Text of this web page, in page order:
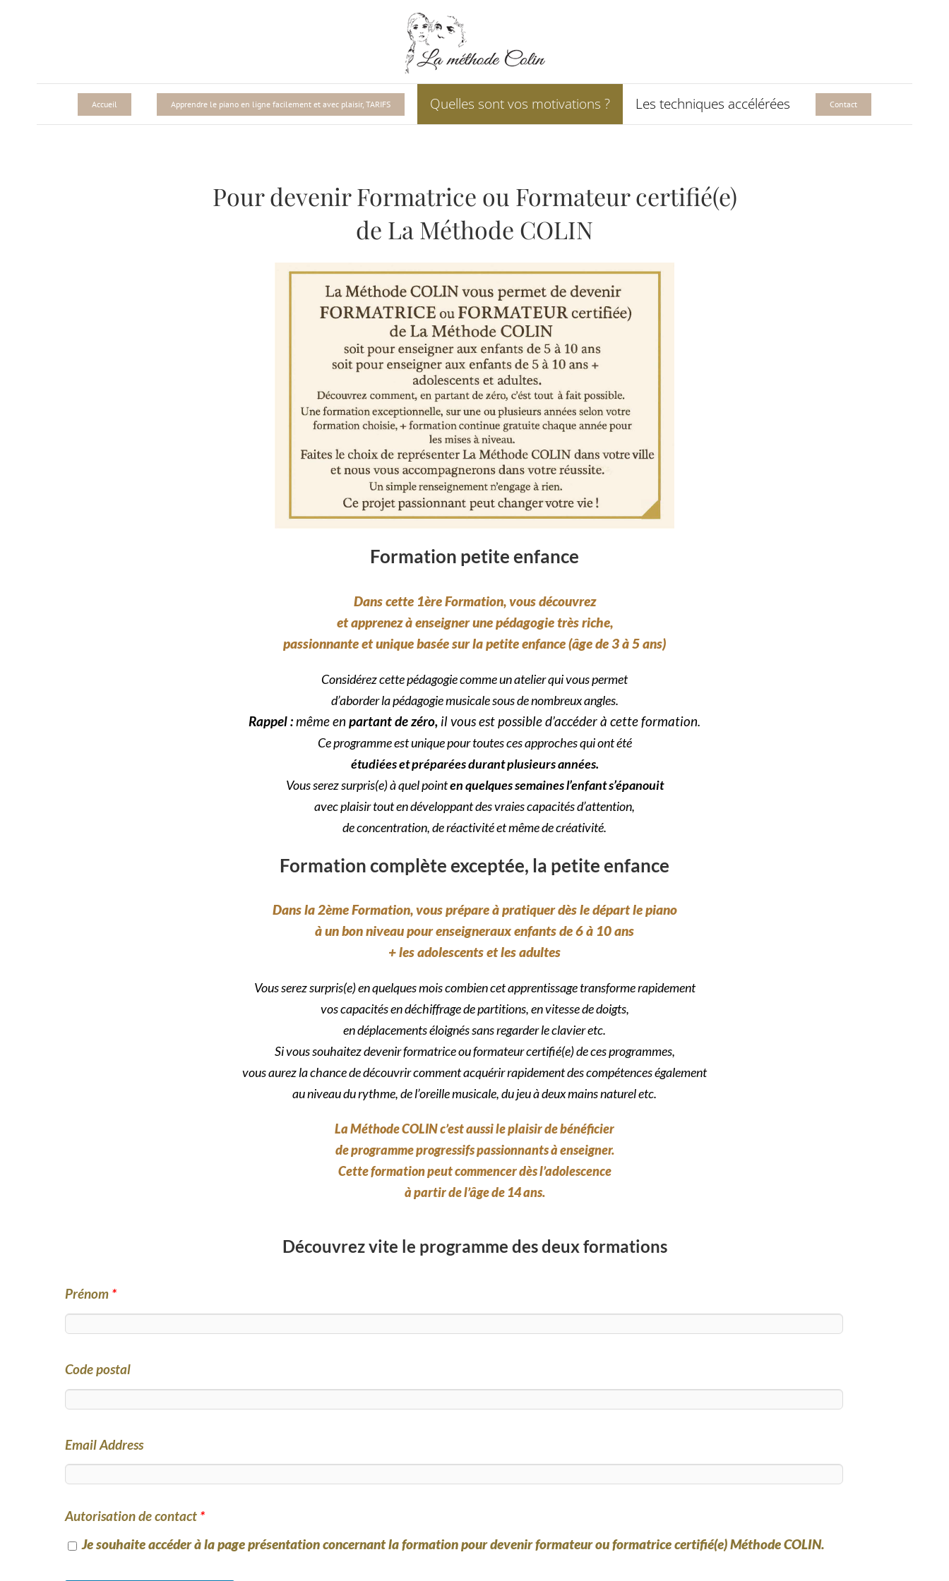
Accueil Apprendre le piano en ligne facilement et avec plaisir, TARIFS Quelles sont vos motivations ? Les techniques accélérées Contact
Pour devenir Formatrice ou Formateur certifié(e)
de La Méthode COLIN
Formation petite enfance
Dans cette 1ère Formation, vous découvrez
et apprenezà enseigner une pédagogie très riche,
passionnante et uniquebasée sur la petite enfance (âge de 3 à 5 ans)
Considérez cette pédagogie comme un atelier qui vous permet
d’aborder la pédagogie musicale sous de nombreux angles.
Rappel :même en partant de zéro, il vous est possible d’accéder à cette formation.
Ce programme est unique pour toutes ces approches qui ont été
étudiéeset préparées durant plusieurs années.
Vous serez surpris(e) à quel pointen quelques semaines l’enfant s’épanouit
avec plaisir tout en développantdes vraies capacités d’attention,
de concentration, de réactivité et même de créativité.
Formation complète exceptée, la petite enfance
Dans la 2ème Formation,vous prépare à pratiquer dès le départ le piano
à un bon niveau pour enseigneraux enfants de 6 à 10 ans
+ les adolescents et les adultes
Vous serez surpris(e) en quelques mois combien cet apprentissage transforme rapidement
vos capacités en déchiffrage de partitions, en vitesse de doigts,
en déplacements éloignés sans regarder le clavier etc.
Si vous souhaitez devenir formatrice ou formateur certifié(e) de ces programmes,
vous aurez la chance de découvrir comment acquérir rapidement des compétences également
au niveau du rythme, de l’oreille musicale, du jeu à deux mains naturel etc.
La Méthode COLIN c’est aussi le plaisir de bénéficier
de programme progressifs passionnants à enseigner.
Cette formation peut commencer dès l’adolescence
à partir de l’âge de 14 ans.
Découvrez vite le programme des deux formations
Prénom *
Code postal
Email Address
Autorisation de contact *
Je souhaite accéder à la page présentation concernant la formation pour devenir formateur ou formatrice certifié(e) Méthode COLIN.